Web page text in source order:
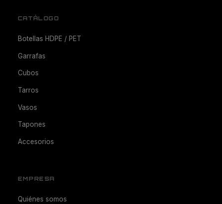
CATÁLOGO
Botellas HDPE / PET
Garrafas
Cubos
Tarros
Vasos
Tapones
Accesorios
EMPRESA
Quiénes somos